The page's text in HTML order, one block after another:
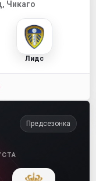
Чикаго
Лидс
Предсезонка